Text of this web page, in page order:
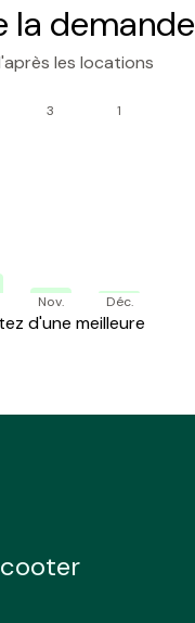
la demande
les locations
3
Nov.
1
Déc.
d'une meilleure